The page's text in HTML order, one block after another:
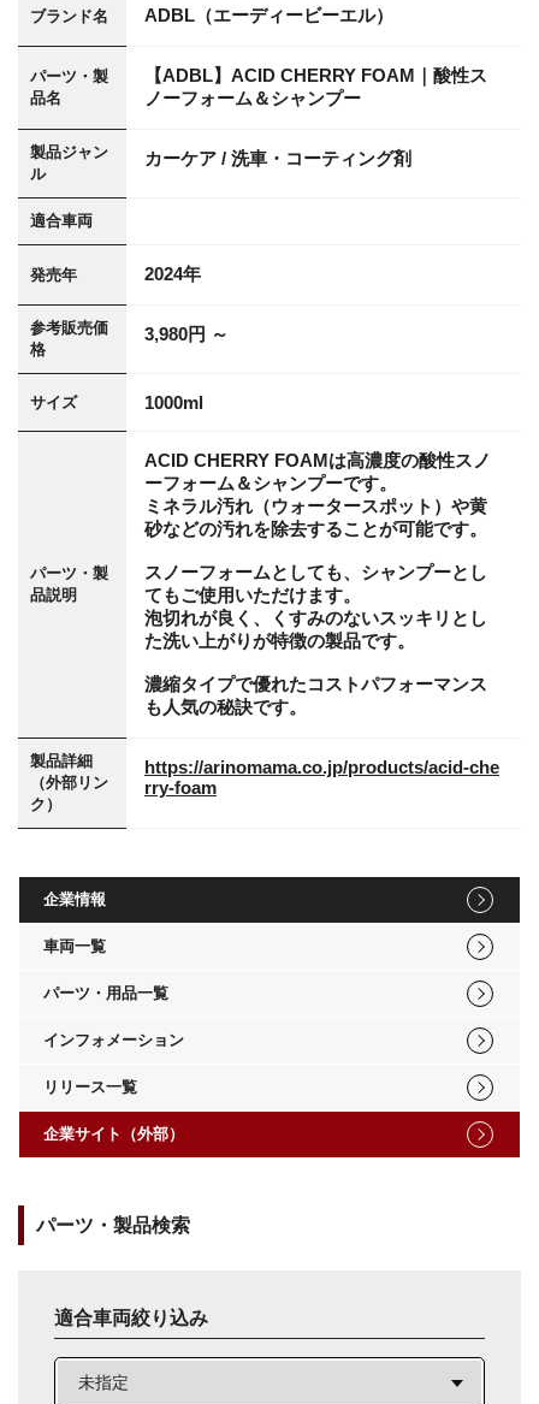
ブランド名 ADBL（エーディービーエル）
パーツ・製
品名
【ADBL】ACID CHERRY FOAM｜酸性ス
ノーフォーム＆シャンプー
製品ジャン
ル
カーケア / 洗車・コーティング剤
適合車両
発売年 2024年
参考販売価
格
3,980円 ～
サイズ 1000ml
パーツ・製
品説明
ACID CHERRY FOAMは高濃度の酸性スノ
ーフォーム＆シャンプーです。
ミネラル汚れ（ウォータースポット）や黄
砂などの汚れを除去することが可能です。
スノーフォームとしても、シャンプーとし
てもご使用いただけます。
泡切れが良く、くすみのないスッキリとし
た洗い上がりが特徴の製品です。
濃縮タイプで優れたコストパフォーマンス
も人気の秘訣です。
製品詳細
（外部リン
ク）
https://arinomama.co.jp/products/acid-che
rry-foam
企業情報
車両一覧
パーツ・用品一覧
インフォメーション
リリース一覧
企業サイト（外部）
パーツ・製品検索
適合車両絞り込み